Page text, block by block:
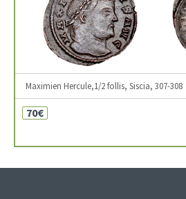
Maximien Hercule,1/2 follis, Siscia, 307-308
70€